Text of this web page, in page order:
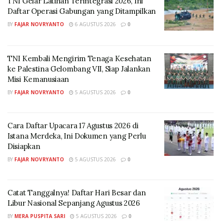
Namun di sisi lain, kubu Andrie Yunus melalui Tim
peradilan militer. Penolakan tersebut disampaikan
melalui surat resmi sekaligus pernyataan hak ingkar
korban.
mengirimkan surat penolakan untuk pemeriksaan
sidang di Pengadilan Militer II-08 Jakarta,” ujar
perwakilan KontraS.
terhadap warga sipil merupakan tindak pidana umum
yang seharusnya diperiksa di peradilan umum, bukan
peradilan militer. Mereka menyoroti adanya potensi
Daftar Operasi Gabungan yang Ditampilkan
BY FAJAR NOVRYANTO 6 AGUSTUS 2026 0
TNI Kembali Mengirim Tenaga Kesehatan
ke Palestina Gelombang VII, Siap Jalankan
Misi Kemanusiaan
BY FAJAR NOVRYANTO 5 AGUSTUS 2026 0
Cara Daftar Upacara 17 Agustus 2026 di
Istana Merdeka, Ini Dokumen yang Perlu
Disiapkan
BY FAJAR NOVRYANTO 5 AGUSTUS 2026 0
Catat Tanggalnya! Daftar Hari Besar dan
Libur Nasional Sepanjang Agustus 2026
BY MERA PUSPITA SARI 5 AGUSTUS 2026 0